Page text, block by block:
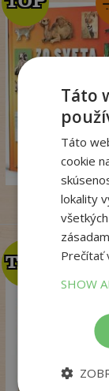
14
7
TOP
TOP
Táto
Táto
cookie
lokality
Prečítať
SHOW